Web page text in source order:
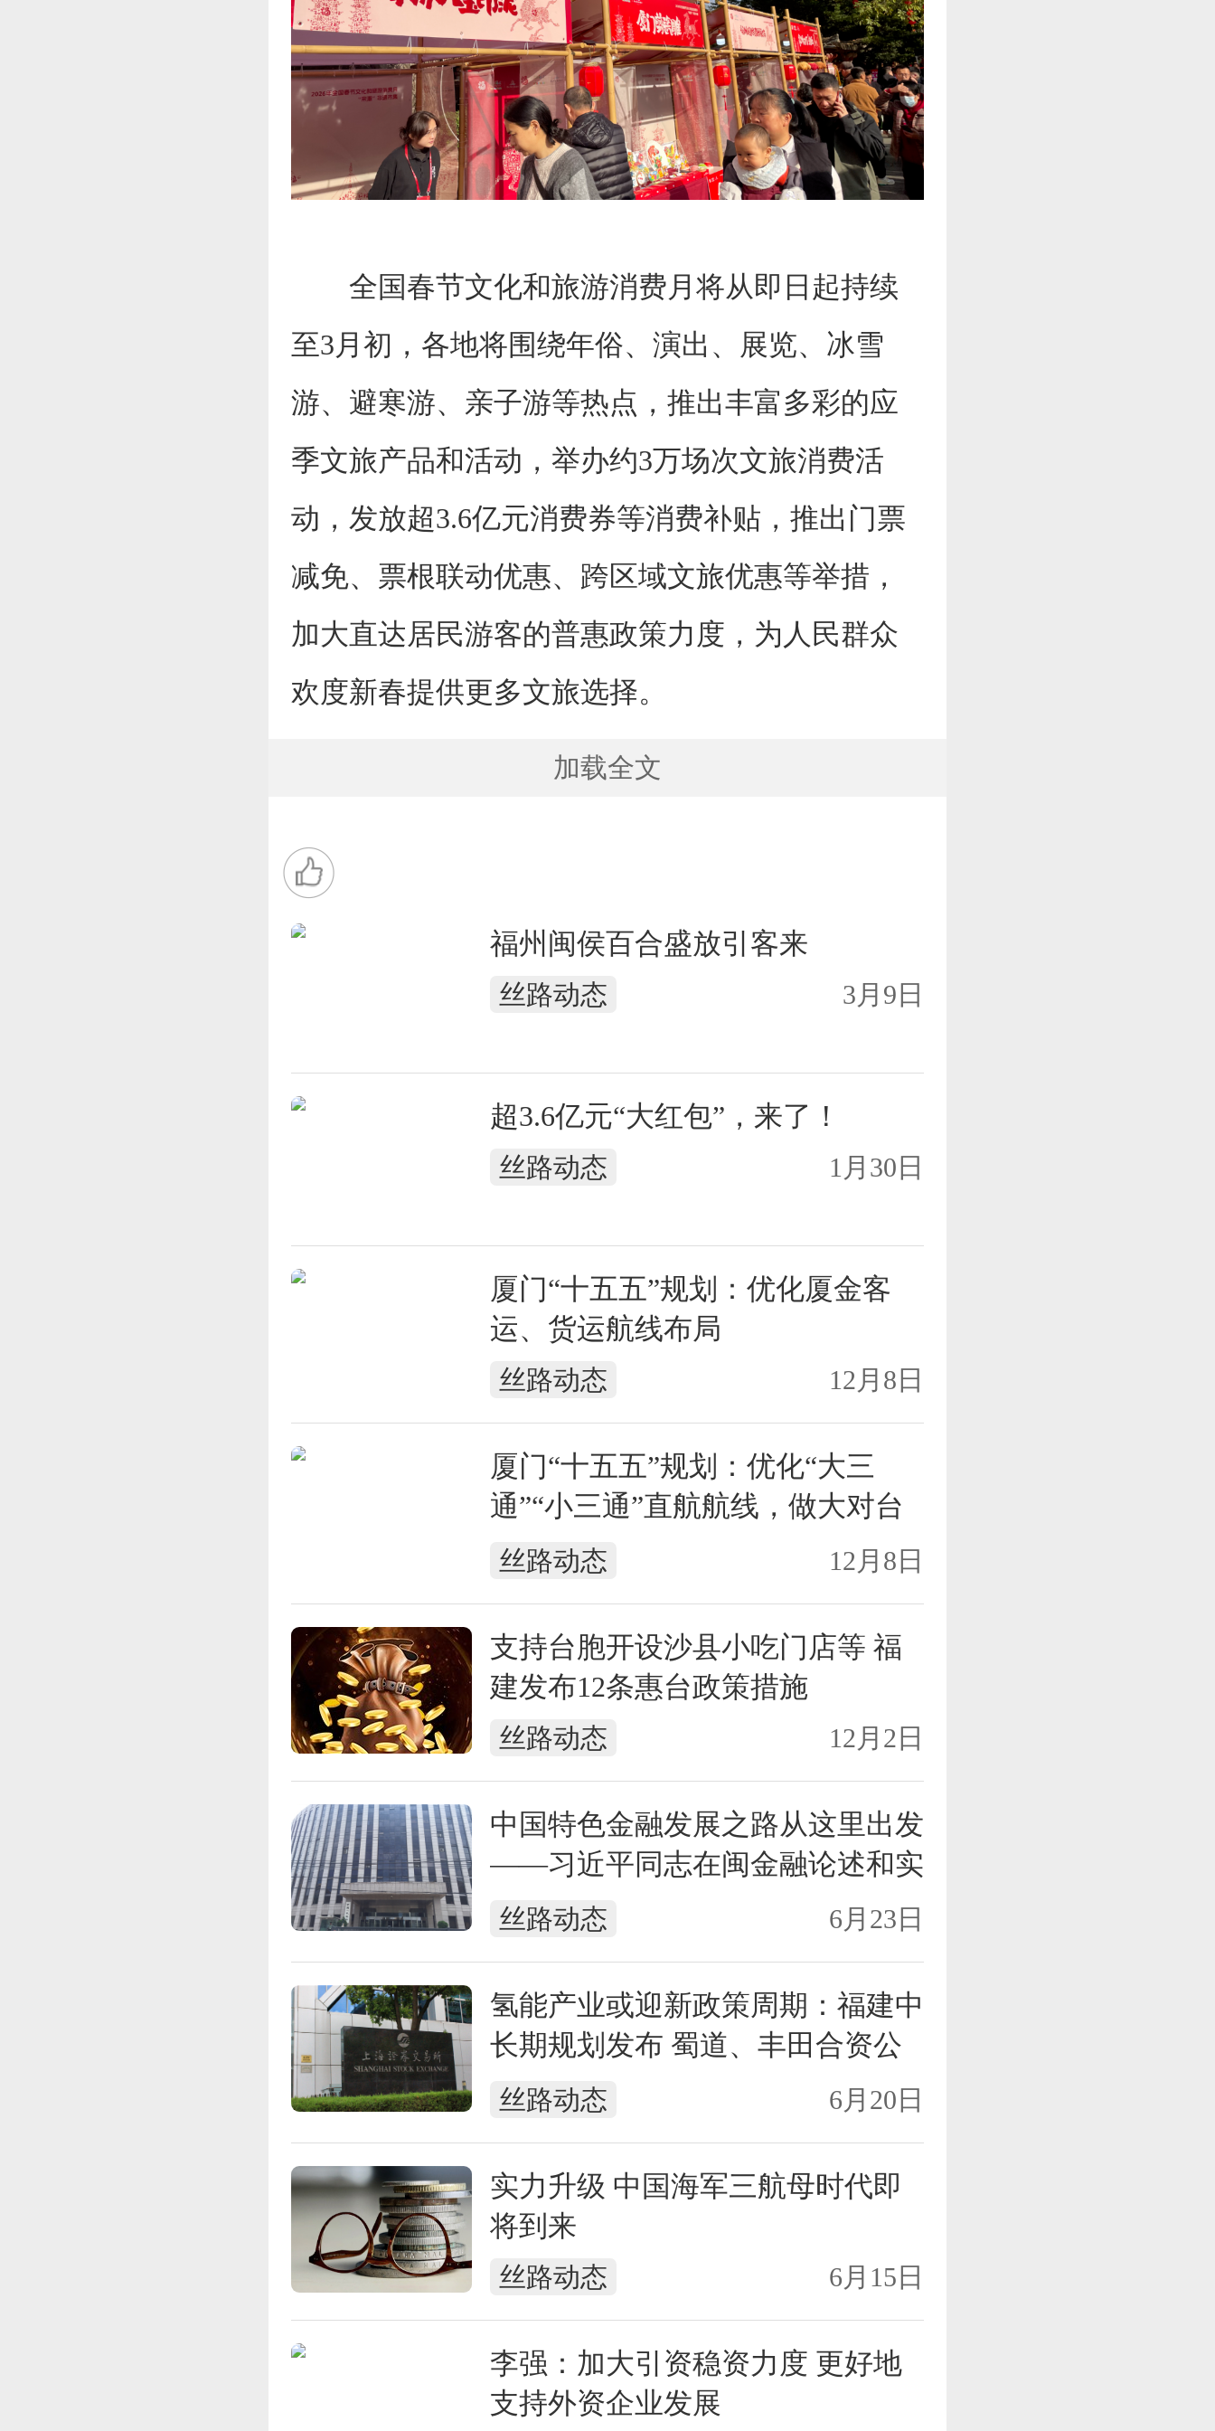
全国春节文化和旅游消费月将从即日起持续
至3月初，各地将围绕年俗、演出、展览、冰雪
游、避寒游、亲子游等热点，推出丰富多彩的应
季文旅产品和活动，举办约3万场次文旅消费活
动，发放超3.6亿元消费券等消费补贴，推出门票
减免、票根联动优惠、跨区域文旅优惠等举措，
加大直达居民游客的普惠政策力度，为人民群众
欢度新春提供更多文旅选择。
加载全文
福州闽侯百合盛放引客来
丝路动态 3月9日
超3.6亿元“大红包”，来了！
丝路动态 1月30日
厦门“十五五”规划：优化厦金客
运、货运航线布局
丝路动态 12月8日
厦门“十五五”规划：优化“大三
通”“小三通”直航航线，做大对台
海运快件“南向通道”
丝路动态 12月8日
支持台胞开设沙县小吃门店等 福
建发布12条惠台政策措施
丝路动态 12月2日
中国特色金融发展之路从这里出发
——习近平同志在闽金融论述和实
践经验
丝路动态 6月23日
氢能产业或迎新政策周期：福建中
长期规划发布 蜀道、丰田合资公
司披露最新进展
丝路动态 6月20日
实力升级 中国海军三航母时代即
将到来
丝路动态 6月15日
李强：加大引资稳资力度 更好地
支持外资企业发展